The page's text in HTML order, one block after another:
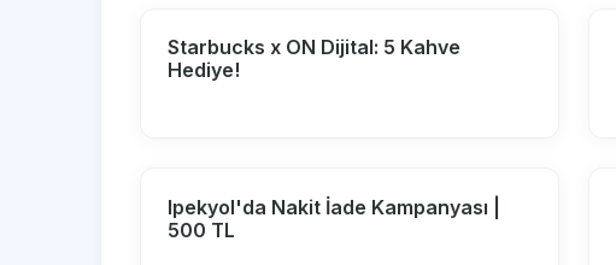
Starbucks x ON Dijital: 5 Kahve
Hediye!
Ipekyol'da Nakit İade Kampanyası |
500 TL